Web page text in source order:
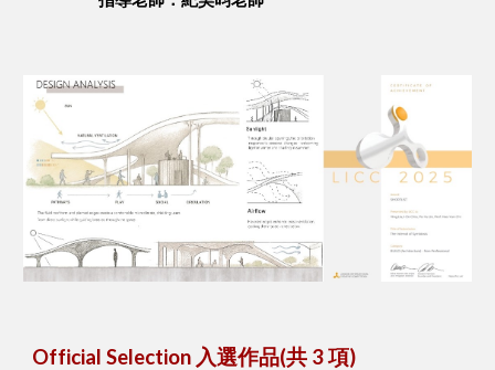
Official Selection 入選作品(共 3 項)